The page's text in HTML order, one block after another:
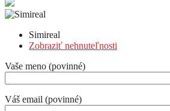
Simireal
Zobraziť nehnuteľnosti
Vaše meno (povinné)
Váš email (povinné)